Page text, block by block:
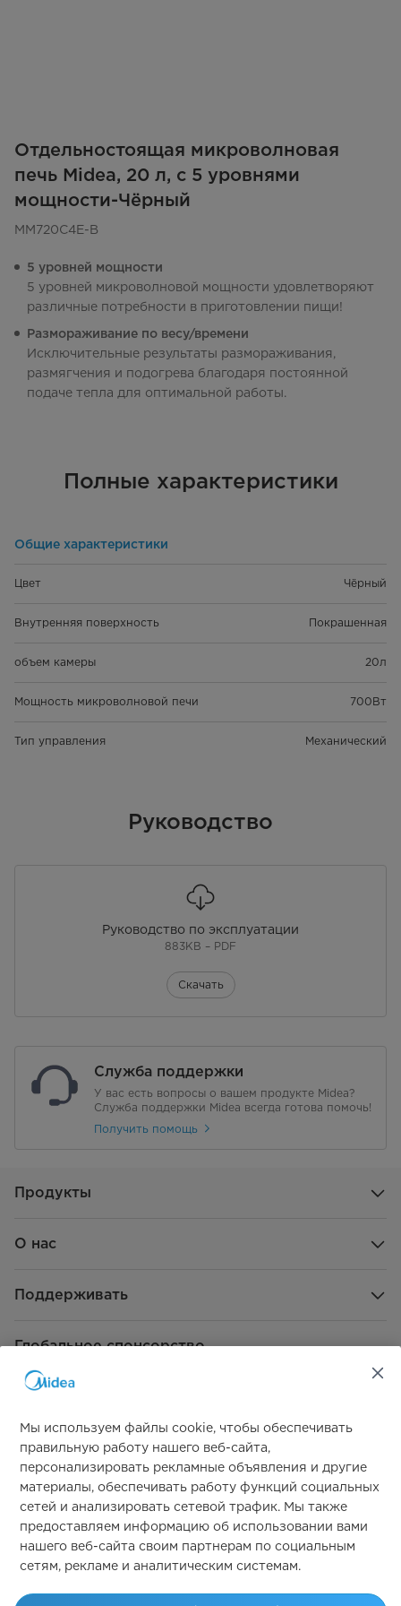
Отдельностоящая микроволновая
печь Midea, 20 л, с 5 уровнями
мощности-Чёрный
MM720C4E-B
5 уровней мощности
5 уровней микроволновой мощности удовлетворяют
различные потребности в приготовлении пищи!
Размораживание по весу/времени
Исключительные результаты размораживания,
размягчения и подогрева благодаря постоянной
подаче тепла для оптимальной работы.
Полные характеристики
Общие характеристики
Цвет Чёрный
Внутренняя поверхность Покрашенная
объем камеры 20л
Мощность микроволновой печи 700Вт
Тип управления Механический
Руководство
Руководство по эксплуатации
883KB – PDF
Скачать
Служба поддержки
У вас есть вопросы о вашем продукте Midea?
Служба поддержки Midea всегда готова помочь!
Получить помощь
Продукты
О нас
Поддерживать
Глобальное спонсорство
Свяжитесь с нами
Simply ideal
Мы используем файлы cookie, чтобы обеспечивать
правильную работу нашего веб-сайта,
персонализировать рекламные объявления и другие
материалы, обеспечивать работу функций социальных
сетей и анализировать сетевой трафик. Мы также
предоставляем информацию об использовании вами
нашего веб-сайта своим партнерам по социальным
сетям, рекламе и аналитическим системам.